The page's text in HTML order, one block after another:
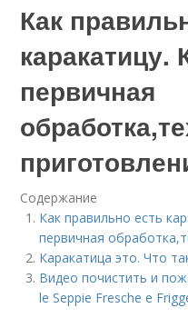
Как
каракатицу.
первичная
Содержание
Как правильно есть
первичная
Каракатица это. Что
Видео почистить и
le Seppie Fresche e